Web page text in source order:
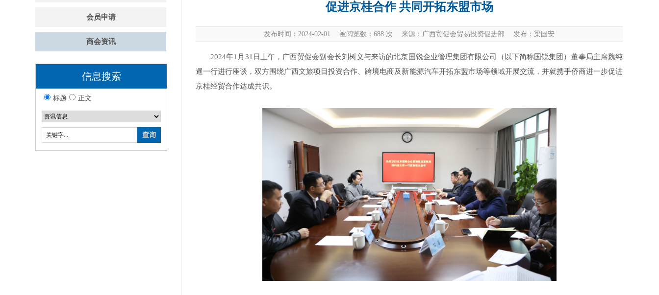
会员申请
商会资讯
信息搜索
标题 正文
促进京桂合作 共同开拓东盟市场
发布时间：2024-02-01 被阅览数： 688 次 来源：广西贸促会贸易投资促进部 发布：梁国安
2024年1月31日上午，广西贸促会副会长刘树义与来访的北京国锐企业管理集团有限公司（以下简称国锐集团）董事局主席魏纯
暹一行进行座谈，双方围绕广西文旅项目投资合作、跨境电商及新能源汽车开拓东盟市场等领域开展交流，并就携手侨商进一步促进
京桂经贸合作达成共识。